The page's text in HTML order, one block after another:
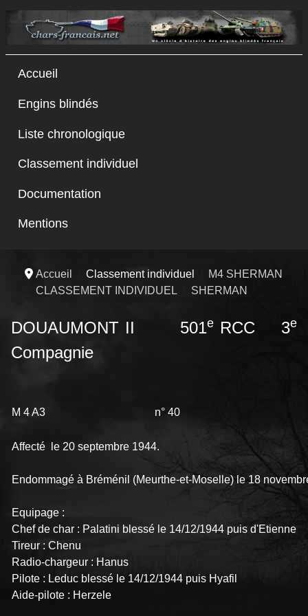
Accueil
Engins blindés
Liste chronologique
Classement individuel
Documentation
Mentions
Accueil Classement individuel
M4 SHERMAN
CLASSEMENT INDIVIDUEL
SHERMAN
DOUAUMONT II 501e RCC 3e
Compagnie
M 4 A3 n° 40
Affecté le 20 septembre 1944.
Endommagé à Bréménil (Meurthe-et-Moselle) le 18
Equipage :
Chef de char : Palatini blessé le 14/12/1944 puis d'Etienne
Tireur : Chenu
Radio-chargeur : Hanus
Pilote : Leduc blessé le 14/12/1944 puis Hyafil
Aide-pilote : Herzele